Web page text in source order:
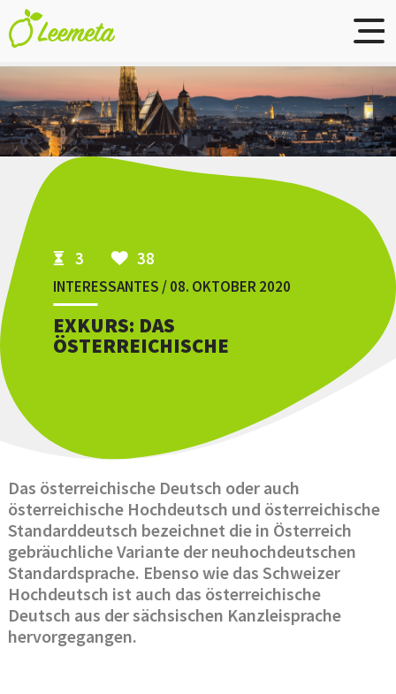
Skip to main content
3 38
INTERESSANTES / 08. OKTOBER 2020
EXKURS: DAS
ÖSTERREICHISCHE
Das österreichische Deutsch oder auch
österreichische Hochdeutsch und österreichische
Standarddeutsch bezeichnet die in Österreich
gebräuchliche Variante der neuhochdeutschen
Standardsprache. Ebenso wie das Schweizer
Hochdeutsch ist auch das österreichische
Deutsch aus der sächsischen Kanzleisprache
hervorgegangen.